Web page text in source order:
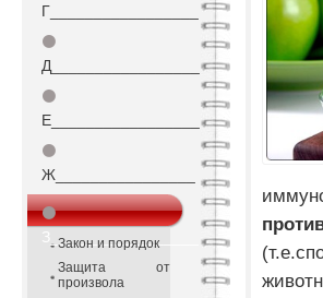
Г_________________
⚫
Д_________________
⚫
Е_________________
⚫
Ж________________
⚫
З_________________
Закон и порядок
Защита от
произвола